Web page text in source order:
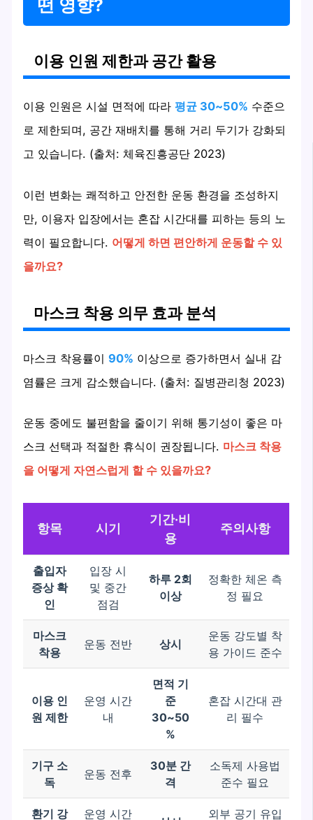
떤 영향?
이용 인원 제한과 공간 활용
이용 인원은 시설 면적에 따라평균 30~50% 수준으
로 제한되며, 공간 재배치를 통해 거리 두기가 강화되
고 있습니다. (출처: 체육진흥공단 2023)
이런 변화는 쾌적하고 안전한 운동 환경을 조성하지
만, 이용자 입장에서는 혼잡 시간대를 피하는 등의 노
력이 필요합니다. 어떻게 하면 편안하게 운동할 수 있
을까요?
마스크 착용 의무 효과 분석
마스크 착용률이 90% 이상으로 증가하면서 실내 감
염률은 크게 감소했습니다. (출처: 질병관리청 2023)
운동 중에도 불편함을 줄이기 위해 통기성이 좋은 마
스크 선택과 적절한 휴식이 권장됩니다. 마스크 착용
을 어떻게 자연스럽게 할 수 있을까요?
항목 시기
기간·비
용
주의사항
출입자
증상 확
인
입장 시
및 중간
점검
하루 2회
이상
정확한 체온 측
정 필요
마스크
착용
운동 전반 상시
운동 강도별 착
용 가이드 준수
이용 인
원 제한
운영 시간
내
면적 기
준
30~50
%
혼잡 시간대 관
리 필수
기구 소
독
운동 전후
30분 간
격
소독제 사용법
준수 필요
환기 강
운영 시간
외부 공기 유입